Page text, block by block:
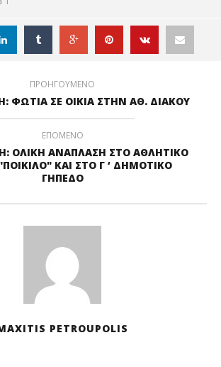
ΠΡΟΗΓΟΥΜΕΝΟ
ΦΩΤΙΑ ΣΕ ΟΙΚΙΑ ΣΤΗΝ ΑΘ. ΔΙΑΚΟΥ
ΕΠΟΜΕΝΟ
ΟΛΙΚΗ ΑΝΑΠΛΑΣΗ ΣΤΟ ΑΘΛΗΤΙΚΟ
ΚΑΙ ΣΤΟ Γ ‘ ΔΗΜΟΤΙΚΟ
ΓΗΠΕΔΟ
PETROUPOLIS